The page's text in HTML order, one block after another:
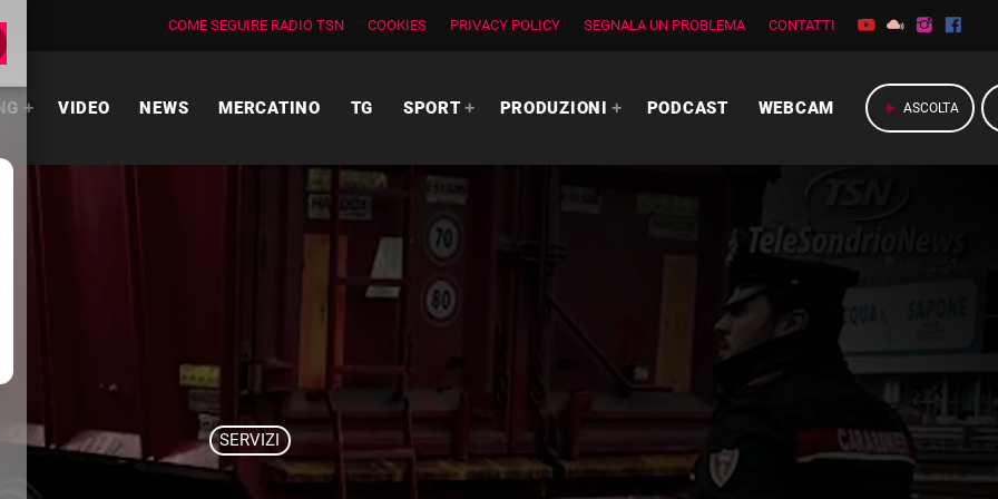
COME SEGUIRE RADIO TSN COOKIES PRIVACY POLICY SEGNALA UN PROBLEMA CONTATTI
VIDEO NEWS MERCATINO TG SPORT PRODUZIONI PODCAST WEBCAM play_arrow ASCOLTA
SERVIZI